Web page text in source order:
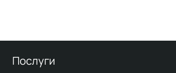
Послуги